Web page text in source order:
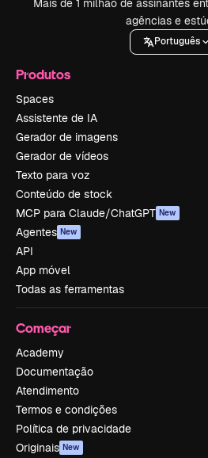
Mais de 1 milhão de assinantes
agências e
Português
Produtos
Spaces
Assistente de IA
Gerador de imagens
Gerador de vídeos
Texto para voz
Conteúdo de stock
MCP para Claude/ChatGPT New
Agentes New
API
App móvel
Todas as ferramentas
Começar
Academy
Documentação
Atendimento
Termos e condições
Política de privacidade
Originais New